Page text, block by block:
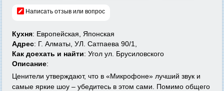
Написать отзыв или вопрос
Кухня: Европейская, Японская
Адрес: Г. Алматы, УЛ. Сатпаева 90/1,
Как доехать и найти: Угол ул. Брусиловского
Описание:
Ценители утверждают, что в «Микрофоне» лучший звук и
самые яркие шоу – убедитесь в этом сами. Помимо общего